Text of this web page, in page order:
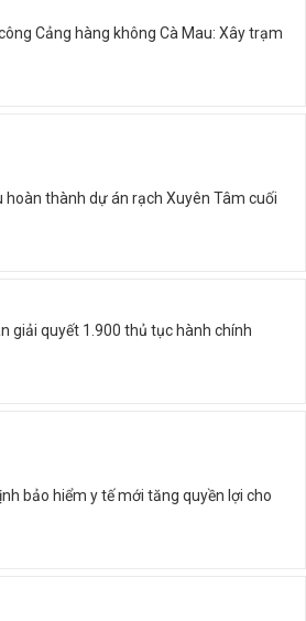
Cảng hàng không Cà Mau: Xây trạm
hoàn thành dự án rạch Xuyên Tâm cuối
giải quyết 1.900 thủ tục hành chính
bảo hiểm y tế mới tăng quyền lợi cho